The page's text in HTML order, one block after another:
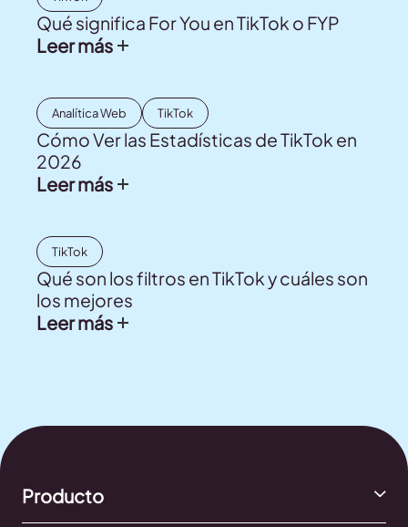
Qué significa For You en TikTok o FYP
Leer más
Analítica Web TikTok
Cómo Ver las Estadísticas de TikTok en
2026
Leer más
TikTok
Qué son los filtros en TikTok y cuáles son
los mejores
Leer más
Producto